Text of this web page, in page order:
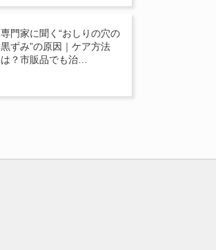
専門家に聞く“おしりの穴の
黒ずみ”の原因｜ケア方法
は？市販品でも治…